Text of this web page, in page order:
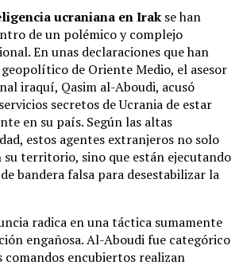
ucraniana en Irak se han
de un polémico y complejo
En unas declaraciones que han
de Oriente Medio, el asesor
iraquí, Qasim al-Aboudi, acusó
secretos de Ucrania de estar
en su país. Según las altas
estos agentes extranjeros no solo
territorio, sino que están ejecutando
bandera falsa para desestabilizar la
radica en una táctica sumamente
engañosa. Al-Aboudi fue categórico
comandos encubiertos realizan